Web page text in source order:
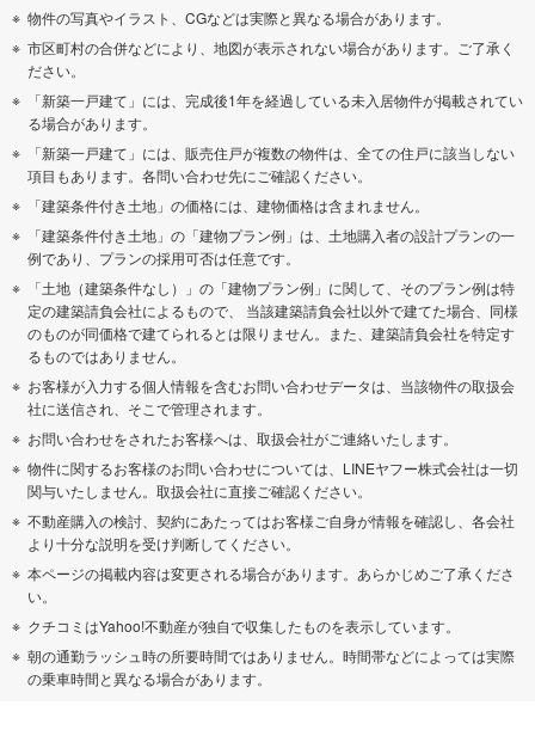
物件の写真やイラスト、CGなどは実際と異なる場合があります。
市区町村の合併などにより、地図が表示されない場合があります。ご了承く
ださい。
「新築一戸建て」には、完成後1年を経過している未入居物件が掲載されてい
る場合があります。
「新築一戸建て」には、販売住戸が複数の物件は、全ての住戸に該当しない
項目もあります。各問い合わせ先にご確認ください。
「建築条件付き土地」の価格には、建物価格は含まれません。
「建築条件付き土地」の「建物プラン例」は、土地購入者の設計プランの一
例であり、プランの採用可否は任意です。
「土地（建築条件なし）」の「建物プラン例」に関して、そのプラン例は特
定の建築請負会社によるもので、 当該建築請負会社以外で建てた場合、同様
のものが同価格で建てられるとは限りません。また、建築請負会社を特定す
るものではありません。
お客様が入力する個人情報を含むお問い合わせデータは、当該物件の取扱会
社に送信され、そこで管理されます。
お問い合わせをされたお客様へは、取扱会社がご連絡いたします。
物件に関するお客様のお問い合わせについては、LINEヤフー株式会社は一切
関与いたしません。取扱会社に直接ご確認ください。
不動産購入の検討、契約にあたってはお客様ご自身が情報を確認し、各会社
より十分な説明を受け判断してください。
本ページの掲載内容は変更される場合があります。あらかじめご了承くださ
い。
クチコミはYahoo!不動産が独自で収集したものを表示しています。
朝の通勤ラッシュ時の所要時間ではありません。時間帯などによっては実際
の乗車時間と異なる場合があります。